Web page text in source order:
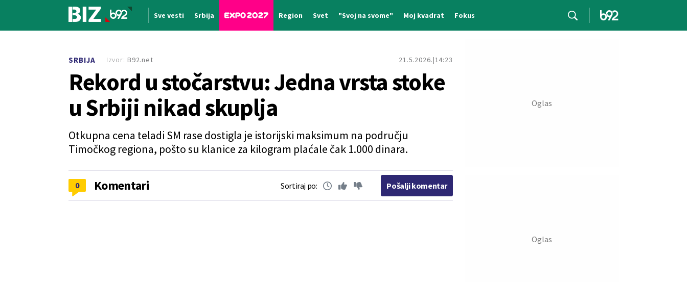
Sve vesti Srbija Region Svet "Svoj na svome" Moj kvadrat Fokus
SRBIJA 21.5.2026. 14:23
Rekord u stočarstvu: Jedna vrsta stoke
u Srbiji nikad skuplja
Otkupna cena teladi SM rase dostigla je istorijski maksimum na području
Timočkog regiona, pošto su klanice za kilogram plaćale čak 1.000 dinara.
Izvor: B92.net
0 Komentari Sortiraj po: Pošalji komentar